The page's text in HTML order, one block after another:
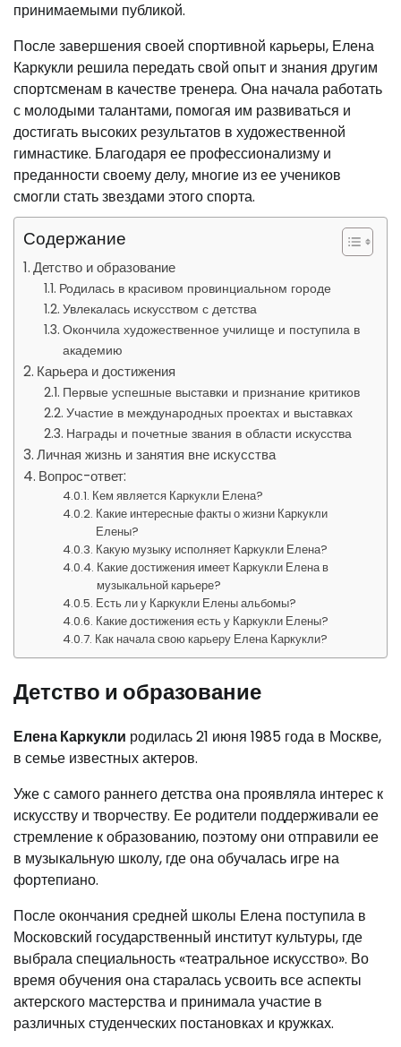
принимаемыми публикой.
После завершения своей спортивной карьеры, Елена
Каркукли решила передать свой опыт и знания другим
спортсменам в качестве тренера. Она начала работать
с молодыми талантами, помогая им развиваться и
достигать высоких результатов в художественной
гимнастике. Благодаря ее профессионализму и
преданности своему делу, многие из ее учеников
смогли стать звездами этого спорта.
Содержание
Детство и образование
Родилась в красивом провинциальном городе
Увлекалась искусством с детства
Окончила художественное училище и поступила в
академию
Карьера и достижения
Первые успешные выставки и признание критиков
Участие в международных проектах и выставках
Награды и почетные звания в области искусства
Личная жизнь и занятия вне искусства
Вопрос-ответ:
Кем является Каркукли Елена?
Какие интересные факты о жизни Каркукли
Елены?
Какую музыку исполняет Каркукли Елена?
Какие достижения имеет Каркукли Елена в
музыкальной карьере?
Есть ли у Каркукли Елены альбомы?
Какие достижения есть у Каркукли Елены?
Как начала свою карьеру Елена Каркукли?
Детство и образование
Елена Каркукли родилась 21 июня 1985 года в Москве,
в семье известных актеров.
Уже с самого раннего детства она проявляла интерес к
искусству и творчеству. Ее родители поддерживали ее
стремление к образованию, поэтому они отправили ее
в музыкальную школу, где она обучалась игре на
фортепиано.
После окончания средней школы Елена поступила в
Московский государственный институт культуры, где
выбрала специальность «театральное искусство». Во
время обучения она старалась усвоить все аспекты
актерского мастерства и принимала участие в
различных студенческих постановках и кружках.